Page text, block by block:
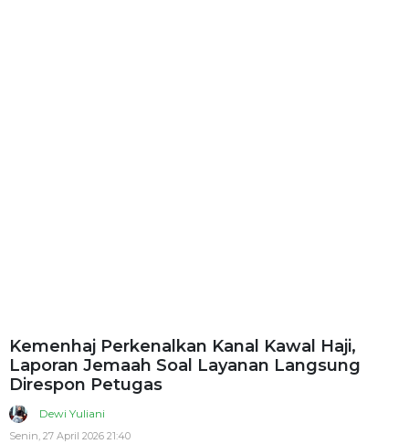
Kemenhaj Perkenalkan Kanal Kawal Haji,
Laporan Jemaah Soal Layanan Langsung
Direspon Petugas
Dewi Yuliani
Senin, 27 April 2026 21:40